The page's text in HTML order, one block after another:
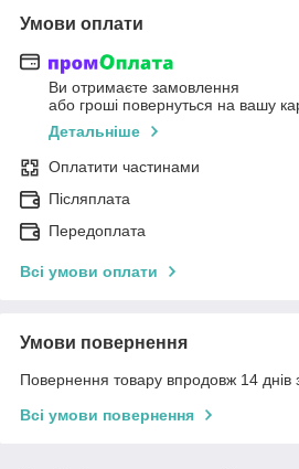
Умови оплати
Ви отримаєте замовлення
або гроші повернуться на вашу
Детальніше
Оплатити частинами
Післяплата
Передоплата
Всі умови оплати
Умови повернення
Повернення товару впродовж 14 днів
Всі умови повернення